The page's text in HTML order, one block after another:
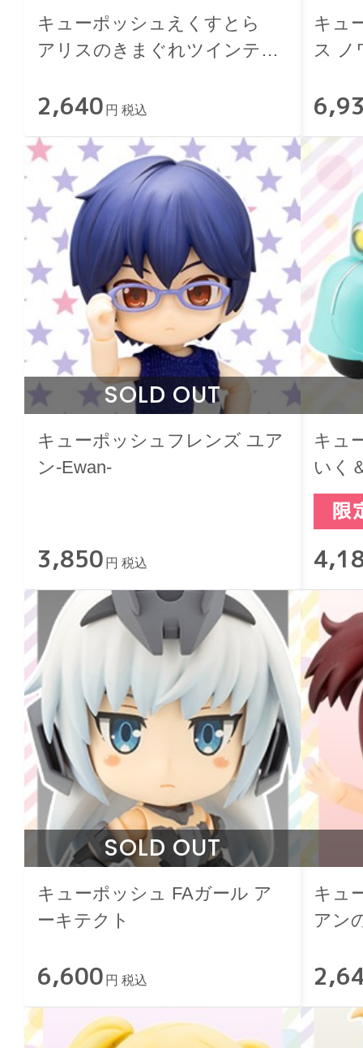
キューポッシュえくすとら
アリスのきまぐれツインテせ
2,640 円 税込
キュ
ス ノ
SOLD OUT
キューポッシュフレンズ ユア
ン-Ewan-
3,850 円 税込
キュ
いく
ルー
SOLD OUT
キューポッシュ FAガール ア
ーキテクト
6,600 円 税込
キュ
アン